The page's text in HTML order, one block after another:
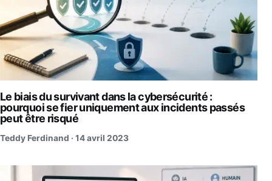
Le biais du survivant dans la cybersécurité :
pourquoi se fier uniquement aux incidents passés
peut être risqué
Teddy Ferdinand · 14 avril 2023